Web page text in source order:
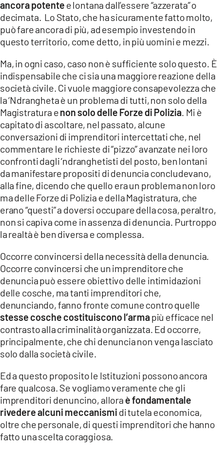
ancora potente e lontana dall’essere “azzerata” o
decimata. Lo Stato, che ha sicuramente fatto molto,
può fare ancora di più, ad esempio investendo in
questo territorio, come detto, in più uomini e mezzi.
Ma, in ogni caso, caso non è sufficiente solo questo. È
indispensabile che ci sia una maggiore reazione della
società civile. Ci vuole maggiore consapevolezza che
la ‘Ndrangheta è un problema di tutti, non solo della
Magistratura enon solo delle Forze di Polizia. Mi è
capitato di ascoltare, nel passato, alcune
conversazioni di imprenditori intercettati che, nel
commentare le richieste di “pizzo” avanzate nei loro
confronti dagli ‘ndranghetisti del posto, ben lontani
da manifestare propositi di denuncia concludevano,
alla fine, dicendo che quello era un problema non loro
ma delle Forze di Polizia e della Magistratura, che
erano “questi” a doversi occupare della cosa, peraltro,
non si capiva come in assenza di denuncia. Purtroppo
la realtà è ben diversa e complessa.
Occorre convincersi della necessità della denuncia.
Occorre convincersi che un imprenditore che
denuncia può essere obiettivo delle intimidazioni
delle cosche, ma tanti imprenditori che,
denunciando, fanno fronte comune contro quelle
stesse cosche costituiscono l’armapiù efficace nel
contrasto alla criminalità organizzata. Ed occorre,
principalmente, che chi denuncia non venga lasciato
solo dalla società civile.
Ed a questo proposito le Istituzioni possono ancora
fare qualcosa. Se vogliamo veramente che gli
imprenditori denuncino, allora è fondamentale
rivedere alcuni meccanismi di tutela economica,
oltre che personale, di questi imprenditori che hanno
fatto una scelta coraggiosa.